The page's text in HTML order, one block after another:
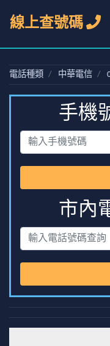
線上查號碼
電話種類 中華電信
手機
市內